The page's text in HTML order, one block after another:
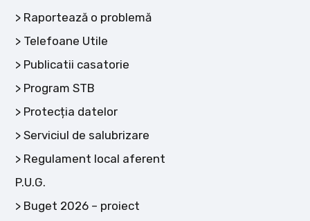
Raportează o problemă
Telefoane Utile
Publicatii casatorie
Program STB
Protecția datelor
Serviciul de salubrizare
Regulament local aferent
P.U.G.
Buget 2026 – proiect